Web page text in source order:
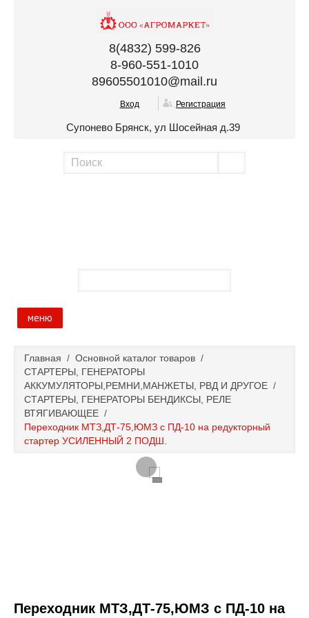
8(4832) 599-826
8-960-551-1010
89605501010@mail.ru
Вход Регистрация
Супонево Брянск, ул Шосейная д.39
меню
Основной каталог товаров
Доставка и оплата
Главная / Основной каталог товаров /
СТАРТЕРЫ, ГЕНЕРАТОРЫ
АККУМУЛЯТОРЫ,РЕМНИ,МАНЖЕТЫ, РВД И ДРУГОЕ /
СТАРТЕРЫ, ГЕНЕРАТОРЫ БЕНДИКСЫ, РЕЛЕ
ВТЯГИВАЮЩЕЕ /
Переходник МТЗ,ДТ-75,ЮМЗ с ПД-10 на редукторный
стартер УСИЛЕННЫЙ 2 ПОДШ.
Переходник МТЗ,ДТ-75,ЮМЗ с ПД-10 на